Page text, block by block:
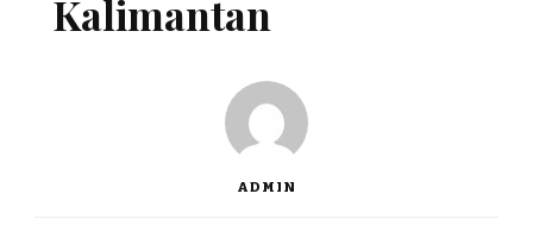
Kalimantan
ADMIN